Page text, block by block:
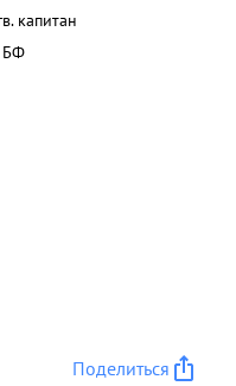
капитан
БФ
Поделиться